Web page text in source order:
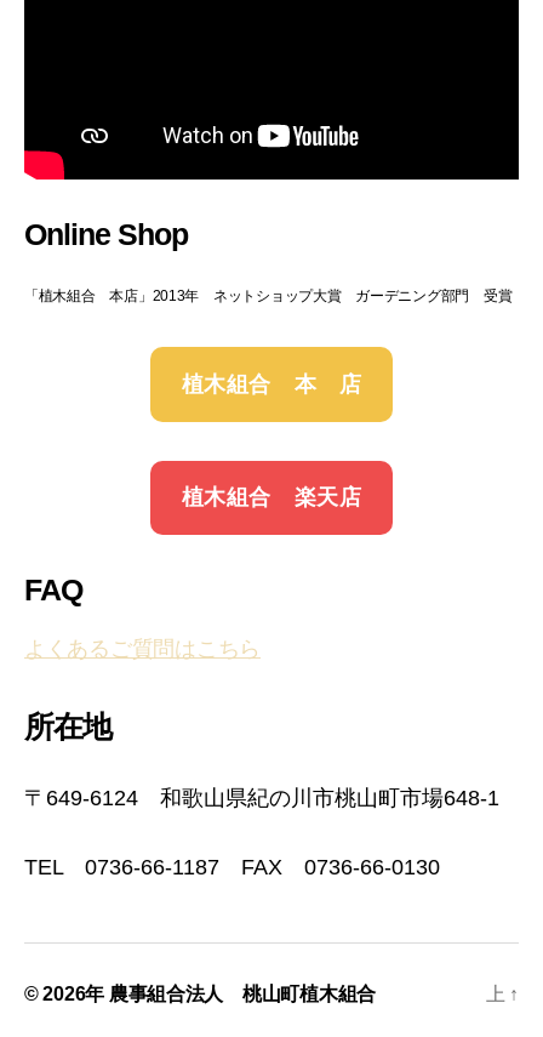
Online Shop
「植木組合 本店」2013年 ネットショップ大賞 ガーデニング部門 受賞
植木組合 本 店
植木組合 楽天店
FAQ
よくあるご質問はこちら
所在地
〒649-6124 和歌山県紀の川市桃山町市場648-1
TEL 0736-66-1187 FAX 0736-66-0130
© 2026年 農事組合法人 桃山町植木組合 上 ↑